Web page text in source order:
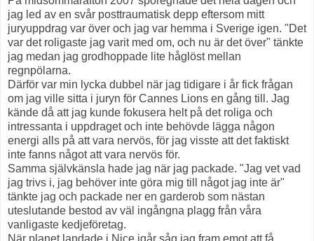
jag led av en svår posttraumatisk depp eftersom mitt
juryuppdrag var över och jag var hemma i Sverige igen. "Det
var det roligaste jag varit med om, och nu är det över" tänkte
jag medan jag grodhoppade lite håglöst mellan
regnpölarna.
Därför var min lycka dubbel när jag tidigare i år fick frågan
om jag ville sitta i juryn för Cannes Lions en gång till. Jag
kände då att jag kunde fokusera helt på det roliga och
intressanta i uppdraget och inte behövde lägga någon
energi alls på att vara nervös, för jag visste att det faktiskt
inte fanns något att vara nervös för.
Samma självkänsla hade jag när jag packade. "Jag vet vad
jag trivs i, jag behöver inte göra mig till något jag inte är"
tänkte jag och packade ner en garderob som nästan
uteslutande bestod av väl ingångna plagg från våra
vanligaste kedjeföretag.
När planet landade i Nice igår såg jag fram emot att få